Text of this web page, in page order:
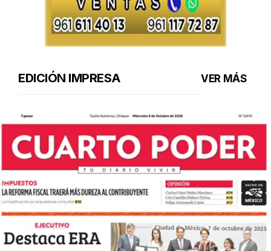
EDICIÓN IMPRESA VER MÁS